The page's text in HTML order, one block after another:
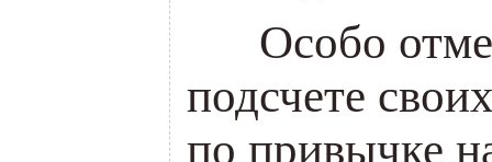
Особо
подсчете
по привычке